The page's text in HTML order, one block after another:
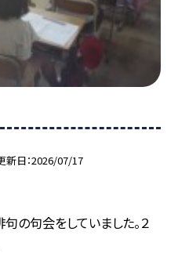
新日 2026/07/17
の句会をしていました。２